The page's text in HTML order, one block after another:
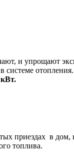
и упрощают
приездах в дом,
топлива.